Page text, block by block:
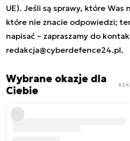
UE). Jeśli są sprawy, które Was
które nie znacie odpowiedzi;
napisać – zapraszamy do
redakcja@cyberdefence24.pl.
Wybrane okazje dla
Ciebie